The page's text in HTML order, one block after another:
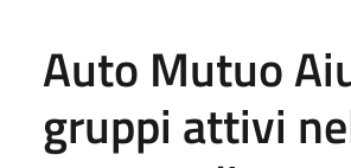
Auto Mutuo
gruppi attivi